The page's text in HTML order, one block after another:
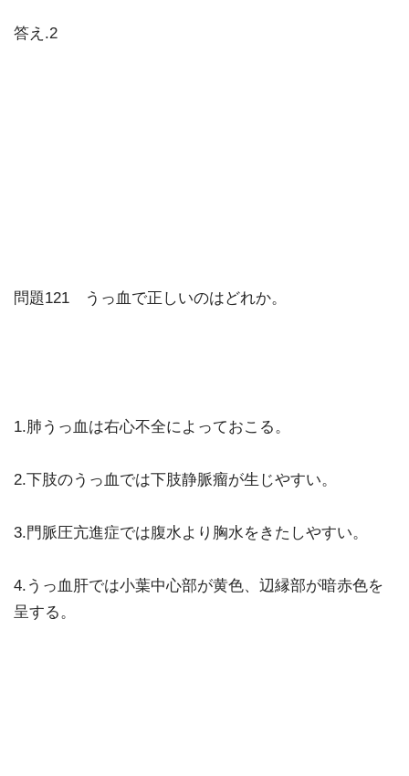
答え.2
問題121 うっ血で正しいのはどれか。
1.肺うっ血は右心不全によっておこる。
2.下肢のうっ血では下肢静脈瘤が生じやすい。
3.門脈圧亢進症では腹水より胸水をきたしやすい。
4.うっ血肝では小葉中心部が黄色、辺縁部が暗赤色を
呈する。